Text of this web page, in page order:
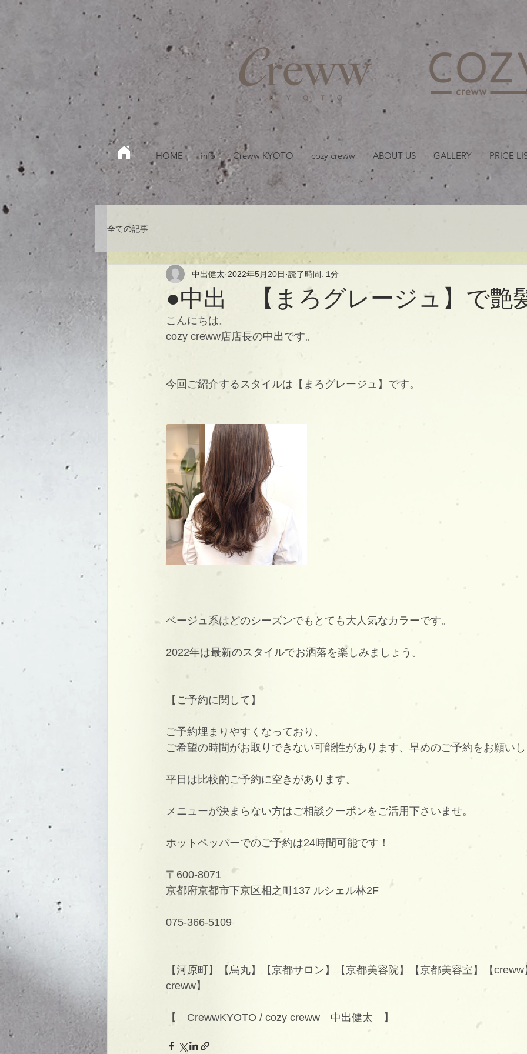
HOME info Creww KYOTO cozy creww ABOUT US GALLERY PRICE
全ての記事
●中出 【まろグレージュ】で艶
中出健太 2022年5月20日 読了時間: 1分
こんにちは。
cozy creww店店長の中出です。
今回ご紹介するスタイルは【まろグレージュ】です。
ベージュ系はどのシーズンでもとても大人気なカラーです。
2022年は最新のスタイルでお洒落を楽しみましょう。
【ご予約に関して】
ご予約埋まりやすくなっており、
ご希望の時間がお取りできない可能性があります、早めのご予約をお願い
平日は比較的ご予約に空きがあります。
メニューが決まらない方はご相談クーポンをご活用下さいませ。
ホットペッパーでのご予約は24時間可能です！
〒600-8071
京都府京都市下京区相之町137 ルシェル林2F
075-366-5109
【河原町】【烏丸】【京都サロン】【京都美容院】【京都美容室】【
creww】
【　CrewwKYOTO / cozy creww　中出健太　】